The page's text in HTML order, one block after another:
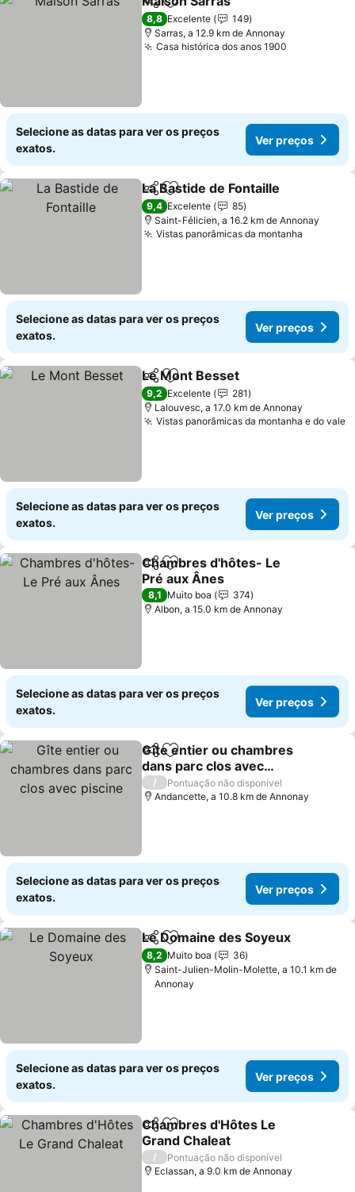
PartilharAdicionar aos favoritos
8,8 Excelente
149
Sarras, a 12.9 km de Annonay
Casa histórica dos anos 1900
Selecione as datas para ver os preços
exatos.
Ver preços
PartilharAdicionar aos favoritos
La Bastide de Fontaille
9,4 Excelente
85
Saint-Félicien, a 16.2 km de Annonay
Vistas panorâmicas da montanha
Selecione as datas para ver os preços
exatos.
Ver preços
PartilharAdicionar aos favoritos
Le Mont Besset
9,2 Excelente
281
Lalouvesc, a 17.0 km de Annonay
Vistas panorâmicas da montanha e do vale
Selecione as datas para ver os preços
exatos.
Ver preços
PartilharAdicionar aos favoritos
Chambres d'hôtes- Le
Pré aux Ânes
Ver preços
8,1 Muito boa
374
Albon, a 15.0 km de Annonay
Selecione as datas para ver os preços
exatos.
Ver preços
PartilharAdicionar aos favoritos
Gîte entier ou chambres
dans parc clos avec
piscine
Ver preços
/
Pontuação não disponível
Andancette, a 10.8 km de Annonay
Selecione as datas para ver os preços
exatos.
Ver preços
PartilharAdicionar aos favoritos
Le Domaine des Soyeux
8,2 Muito boa
36
Saint-Julien-Molin-Molette, a 10.1 km de
Annonay
Selecione as datas para ver os preços
exatos.
Ver preços
PartilharAdicionar aos favoritos
Chambres d'Hôtes Le
Grand Chaleat
Ver preços
/
Pontuação não disponível
Eclassan, a 9.0 km de Annonay